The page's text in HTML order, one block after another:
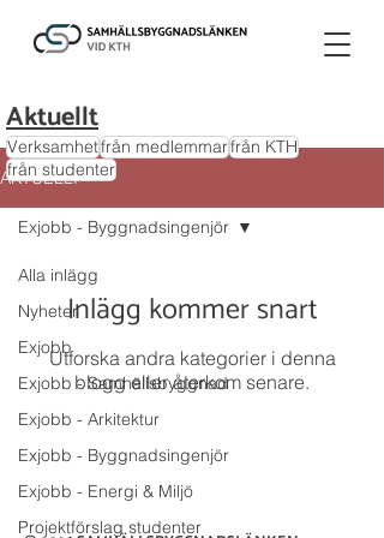
AKTUELLT
Alla inlägg
Nyheter
Exjobb
Exjobb - Samhällsbyggnad
Exjobb - Arkitektur
Exjobb - Byggnadsingenjör
Exjobb - Energi & Miljö
Projektförslag studenter
Exjobb - Byggnadsingenjör
Inlägg kommer snart
Utforska andra kategorier i denna
blogg eller återkom senare.
Verksamhetfrån medlemmarfrån KTH
från studenter
Aktuellt